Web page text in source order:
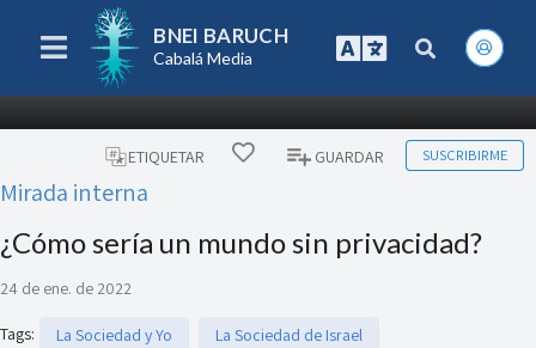
BNEI BARUCH
Cabalá Media
ETIQUETAR GUARDAR SUSCRIBIRME
Mirada interna
¿Cómo sería un mundo sin privacidad?
24 de ene. de 2022
Tags: La Sociedad y Yo La Sociedad de Israel